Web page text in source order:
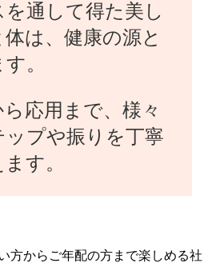
を通して得た美し
体は、健康の源と
。
応用まで、様々
ップや振りを丁寧
す。
方からご年配の方まで楽しめる社